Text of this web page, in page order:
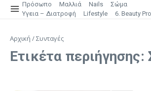
Πρόσωπο Μαλλιά Nails
Σώμα
Υγεια – Διατροφή
Lifestyle 6. Beauty Pro
Αρχική /Συνταγές
Ετικέτα περιήγησης: